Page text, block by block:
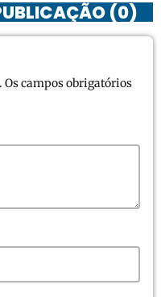
(0)
Os campos obrigatórios